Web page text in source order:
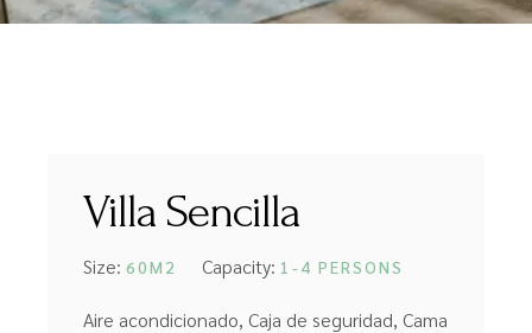
Villa Sencilla
Size:60M2 Capacity: 1-4 PERSONS
Aire acondicionado, Caja de seguridad, Cama